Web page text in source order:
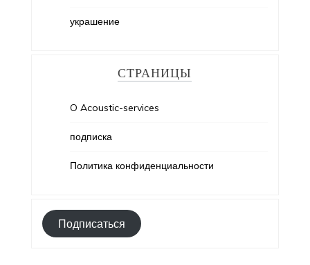
украшение
СТРАНИЦЫ
O Acoustic-services
подписка
Политика конфиденциальности
Подписаться